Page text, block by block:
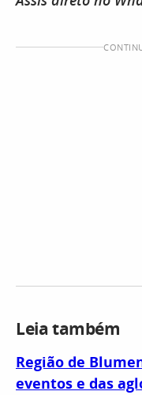
Leia também
Região de
eventos e das